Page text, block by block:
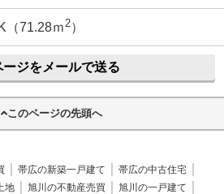
71.28ｍ2）
ージをメールで送る
このページの先頭へ
帯広の新築一戸建て
帯広の中古住宅
地 旭川の不動産売買
旭川の一戸建て